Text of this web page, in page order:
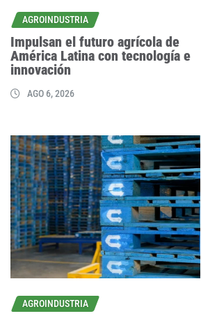
AGROINDUSTRIA
Impulsan el futuro agrícola de
América Latina con tecnología e
innovación
AGO 6, 2026
AGROINDUSTRIA